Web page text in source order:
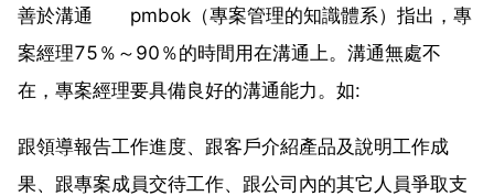
善於溝通 pmbok（專案管理的知識體系）指出，專
案經理75％～90％的時間用在溝通上。溝通無處不
在，專案經理要具備良好的溝通能力。如:
跟領導報告工作進度、跟客戶介紹產品及說明工作成
果、跟專案成員交待工作、跟公司內的其它人員爭取支